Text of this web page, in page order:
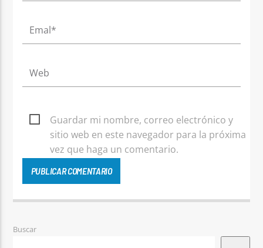
Guardar mi nombre, correo electrónico y
sitio web en este navegador para la próxima
vez que haga un comentario.
Buscar